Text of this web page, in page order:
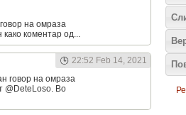
на омраза
коментар од...
22:52 Feb 14, 2021
говор на омраза
@DeteLoso. Во